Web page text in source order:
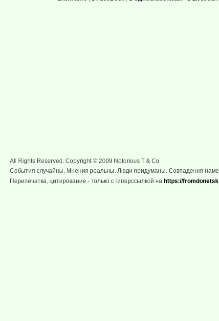
All Rights Reserved. Copyright © 2009 Notorious T & Co
События случайны. Мнения реальны. Люди придуманы. Совпадения
Перепечатка, цитирование - только с гиперссылкой на https://